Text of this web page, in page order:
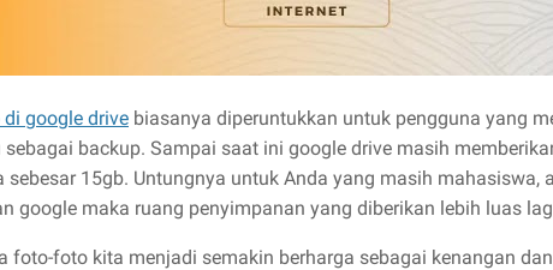
google drive biasanya diperuntukkan untuk pengguna yang
backup. Sampai saat ini google drive masih
sebesar 15gb. Untungnya untuk Anda yang masih mahasiswa,
google maka ruang penyimpanan yang diberikan lebih luas
foto-foto kita menjadi semakin berharga sebagai kenangan